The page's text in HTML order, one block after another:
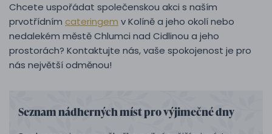
Chcete uspořádat společenskou akci s naším
prvotřídním cateringem v Kolíně a jeho okolí nebo
nedalekém městě Chlumci nad Cidlinou a jeho
prostorách? Kontaktujte nás, vaše spokojenost je pro
nás největší odměnou!
Seznam nádherných míst pro výjimečné dny